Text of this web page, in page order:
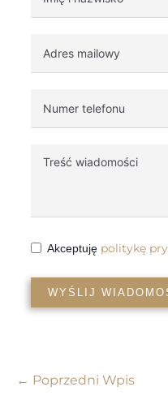
Akceptuję politykę
WYŚLIJ
← Poprzedni Wpis